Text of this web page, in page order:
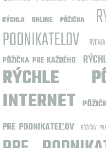
RÝCHLA ONLINE PÔŽIČKA
PODNIKATELOV
PÔŽIČKA PRE KAŽDÉHO
RÝCHLE
INTERNET
PRE PODNIKATEĽOV
PÔŽIČKY